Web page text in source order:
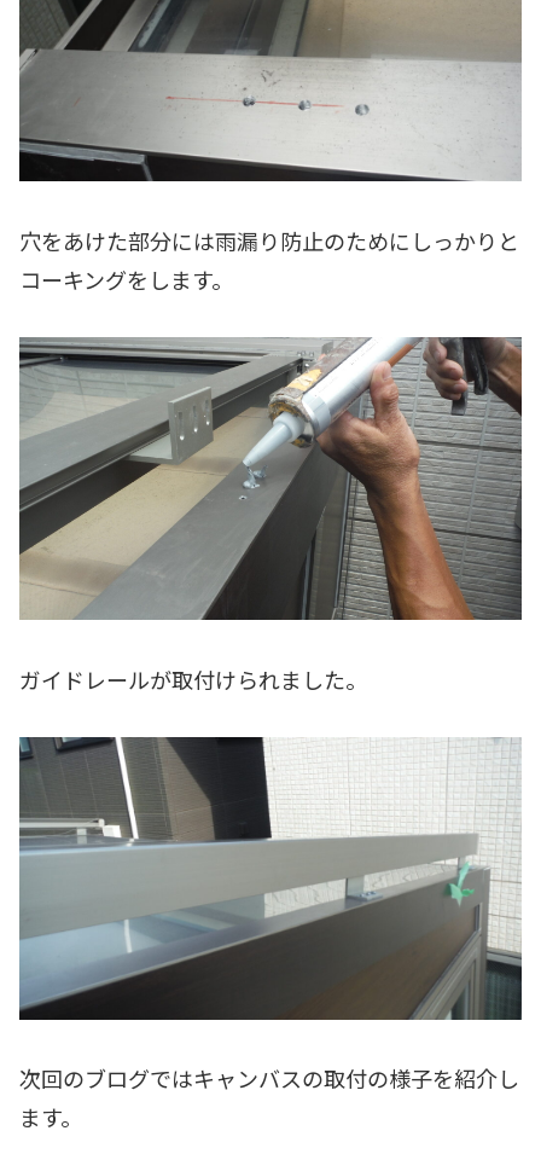
穴をあけた部分には雨漏り防止のためにしっかりと
コーキングをします。
ガイドレールが取付けられました。
次回のブログではキャンバスの取付の様子を紹介し
ます。